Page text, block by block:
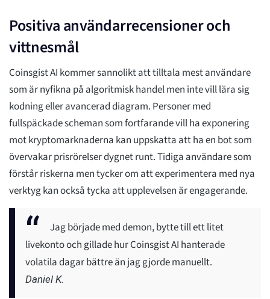
Positiva användarrecensioner och
vittnesmål
Coinsgist AI kommer sannolikt att tilltala mest användare
som är nyfikna på algoritmisk handel men inte vill lära sig
kodning eller avancerad diagram. Personer med
fullspäckade scheman som fortfarande vill ha exponering
mot kryptomarknaderna kan uppskatta att ha en bot som
övervakar prisrörelser dygnet runt. Tidiga användare som
förstår riskerna men tycker om att experimentera med nya
verktyg kan också tycka att upplevelsen är engagerande.
Jag började med demon, bytte till ett litet
livekonto och gillade hur Coinsgist AI hanterade
volatila dagar bättre än jag gjorde manuellt.
Daniel K.